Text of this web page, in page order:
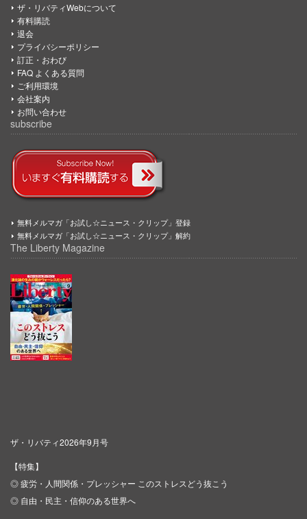
ザ・リバティWebについて
有料購読
退会
プライバシーポリシー
訂正・おわび
FAQ よくある質問
ご利用環境
会社案内
お問い合わせ
subscribe
無料メルマガ「お試し☆ニュース・クリップ」登録
無料メルマガ「お試し☆ニュース・クリップ」解約
The Liberty Magazine
ザ・リバティ2026年9月号
【特集】
◎ 疲労・人間関係・プレッシャー このストレスどう抜こう
◎ 自由・民主・信仰のある世界へ